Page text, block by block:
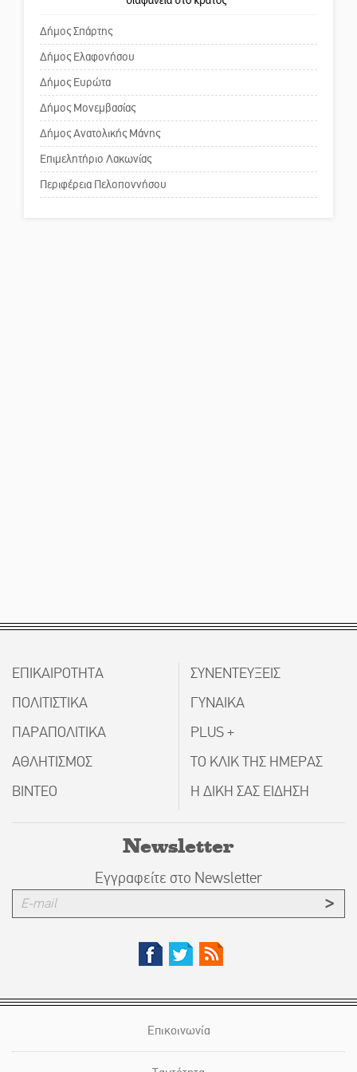
για τη λειτουργία του ΚΑΠΗ
Το δικό σας σχόλιο: Παράδειγμα
κοινωνικής αναισθησίας
Δήμος Σπάρτης
Δήμος Ελαφονήσου
Δήμος Ευρώτα
Δήμος Μονεμβασίας
Δήμος Ανατολικής Μάνης
Επιμελητήριο Λακωνίας
Περιφέρεια Πελοποννήσου
ΕΠΙΚΑΙΡΟΤΗΤΑ
ΠΟΛΙΤΙΣΤΙΚΑ
ΠΑΡΑΠΟΛΙΤΙΚΑ
ΑΘΛΗΤΙΣΜΟΣ
ΒΙΝΤΕΟ
ΣΥΝΕΝΤΕΥΞΕΙΣ
ΓΥΝΑΙΚΑ
PLUS +
ΤΟ ΚΛΙΚ ΤΗΣ ΗΜΕΡΑΣ
Η ΔΙΚΗ ΣΑΣ ΕΙΔΗΣΗ
Newsletter
Εγγραφείτε στο Newsletter
Επικοινωνία